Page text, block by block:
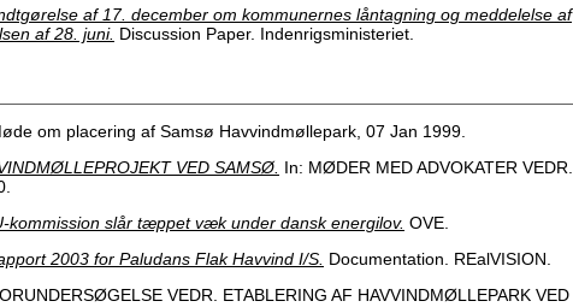
af 17. december om kommunernes låntagning og meddelelse af
af 28. juni. Discussion Paper. Indenrigsministeriet.
om placering af Samsø Havvindmøllepark, 07 Jan 1999.
VED SAMSØ. In: MØDER MED ADVOKATER VEDR.
kommission slår tæppet væk under dansk energilov. OVE.
2003 for Paludans Flak Havvind I/S. Documentation. REalVISION.
VEDR. ETABLERING AF HAVVINDMØLLEPARK VED